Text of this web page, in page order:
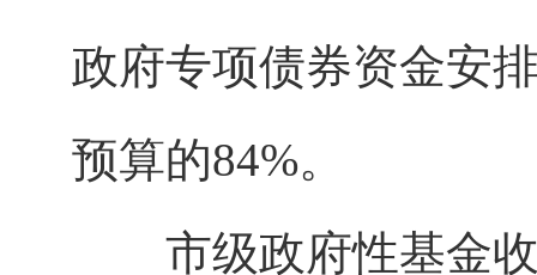
政府专项债券资金安
预算的84%。
市级政府性基金收